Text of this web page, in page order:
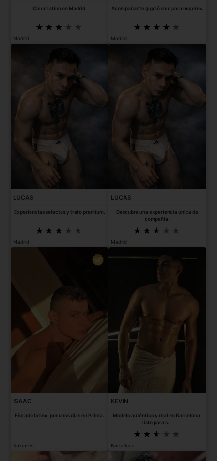
Chico latino en Madrid.
Madrid
Acompañante gigoló solo para mujeres.
Madrid
LUCAS
Experiencias selectas y trato premium.
Madrid
LUCAS
Descubre una experiencia única de
compañía.
Madrid
ISAAC
Fibrado latino, por unos días en Palma.
Baleares
KEVIN
Modelo auténtico y real en Barcelona,
listo para s...
Barcelona